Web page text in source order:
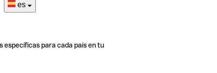
es
específicas para cada país en tu